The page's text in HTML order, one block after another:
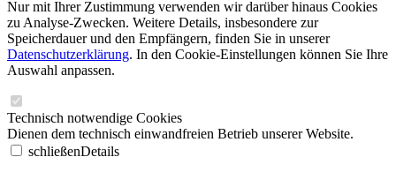
Nur mit Ihrer Zustimmung verwenden wir darüber hinaus Cookies
zu Analyse-Zwecken. Weitere Details, insbesondere zur
Speicherdauer und den Empfängern, finden Sie in unserer
Datenschutzerklärung. In den Cookie-Einstellungen können Sie Ihre
Auswahl anpassen.
Technisch notwendige Cookies
Dienen dem technisch einwandfreien Betrieb unserer Website.
schließenDetails